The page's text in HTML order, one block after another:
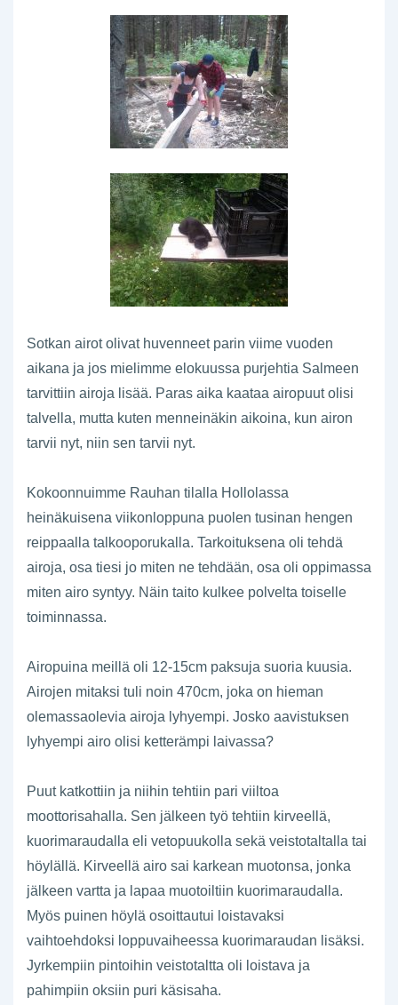
Sotkan airot olivat huvenneet parin viime vuoden
aikana ja jos mielimme elokuussa purjehtia Salmeen
tarvittiin airoja lisää. Paras aika kaataa airopuut olisi
talvella, mutta kuten menneinäkin aikoina, kun airon
tarvii nyt, niin sen tarvii nyt.
Kokoonnuimme Rauhan tilalla Hollolassa
heinäkuisena viikonloppuna puolen tusinan hengen
reippaalla talkooporukalla. Tarkoituksena oli tehdä
airoja, osa tiesi jo miten ne tehdään, osa oli oppimassa
miten airo syntyy. Näin taito kulkee polvelta toiselle
toiminnassa.
Airopuina meillä oli 12-15cm paksuja suoria kuusia.
Airojen mitaksi tuli noin 470cm, joka on hieman
olemassaolevia airoja lyhyempi. Josko aavistuksen
lyhyempi airo olisi ketterämpi laivassa?
Puut katkottiin ja niihin tehtiin pari viiltoa
moottorisahalla. Sen jälkeen työ tehtiin kirveellä,
kuorimaraudalla eli vetopuukolla sekä veistotaltalla tai
höylällä. Kirveellä airo sai karkean muotonsa, jonka
jälkeen vartta ja lapaa muotoiltiin kuorimaraudalla.
Myös puinen höylä osoittautui loistavaksi
vaihtoehdoksi loppuvaiheessa kuorimaraudan lisäksi.
Jyrkempiin pintoihin veistotaltta oli loistava ja
pahimpiin oksiin puri käsisaha.